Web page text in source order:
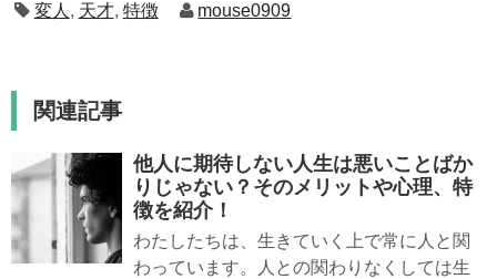
変人 , 天才, 特徴 mouse0909
関連記事
他人に期待しない人生は悪いことばか
りじゃない？そのメリットや心理、特
徴を紹介！
わたしたちは、生きていく上で常に人と関
わっています。人との関わりなくしては生